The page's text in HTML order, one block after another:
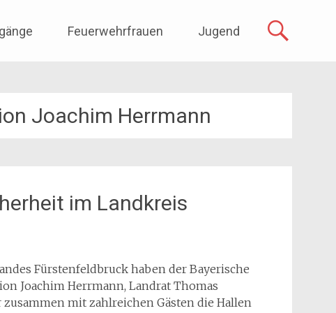
Feuerwehrfrauen Jugend
Joachim Herrmann
im Landkreis
Fürstenfeldbruck haben der Bayerische
Joachim Herrmann, Landrat Thomas
mit zahlreichen Gästen die Hallen